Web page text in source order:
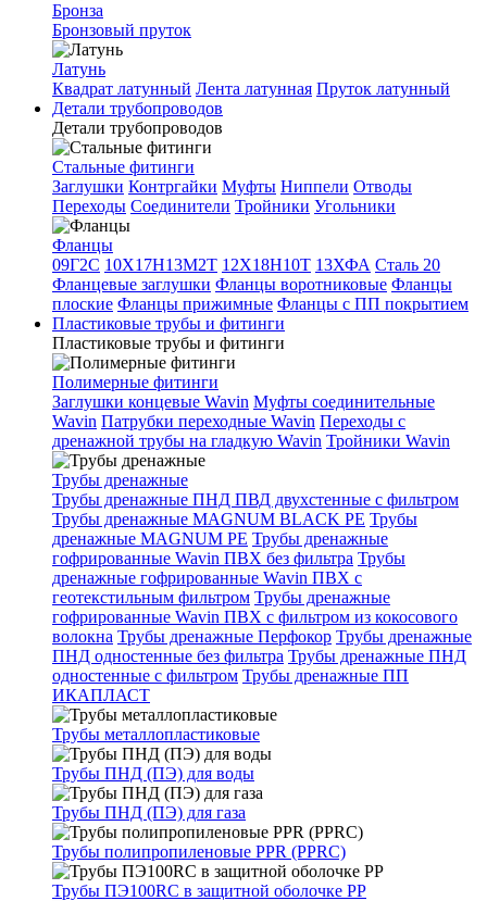
Бронза
Бронзовый пруток
Латунь
Квадрат латунный Лента латунная Пруток латунный
Детали трубопроводов
Детали трубопроводов
Стальные фитинги
Заглушки Контргайки Муфты Ниппели Отводы
Переходы Соединители Тройники Угольники
Фланцы
09Г2С 10Х17Н13М2Т 12Х18Н10Т 13ХФА Сталь 20
Фланцевые заглушки Фланцы воротниковые Фланцы
плоские Фланцы прижимные Фланцы с ПП покрытием
Пластиковые трубы и фитинги
Пластиковые трубы и фитинги
Полимерные фитинги
Заглушки концевые Wavin Муфты соединительные
Wavin Патрубки переходные Wavin Переходы с
дренажной трубы на гладкую Wavin Тройники Wavin
Трубы дренажные
Трубы дренажные ПНД ПВД двухстенные с фильтром
Трубы дренажные MAGNUM BLACK PE Трубы
дренажные MAGNUM PE Трубы дренажные
гофрированные Wavin ПВХ без фильтра Трубы
дренажные гофрированные Wavin ПВХ с
геотекстильным фильтром Трубы дренажные
гофрированные Wavin ПВХ с фильтром из кокосового
волокна Трубы дренажные Перфокор Трубы дренажные
ПНД одностенные без фильтра Трубы дренажные ПНД
одностенные с фильтром Трубы дренажные ПП
ИКАПЛАСТ
Трубы металлопластиковые
Трубы ПНД (ПЭ) для воды
Трубы ПНД (ПЭ) для газа
Трубы полипропиленовые PPR (PPRC)
Трубы ПЭ100RC в защитной оболочке PP